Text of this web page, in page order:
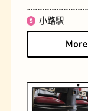
とうふ
小路駅